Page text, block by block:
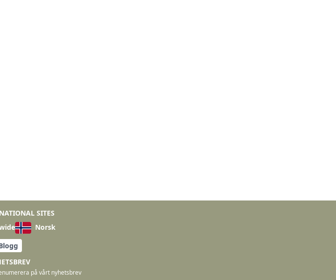
SITES
Norsk
på vårt nyhetsbrev